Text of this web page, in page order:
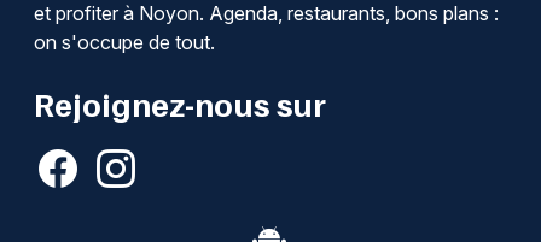
et profiter à Noyon. Agenda, restaurants, bons plans :
on s'occupe de tout.
Rejoignez-nous sur